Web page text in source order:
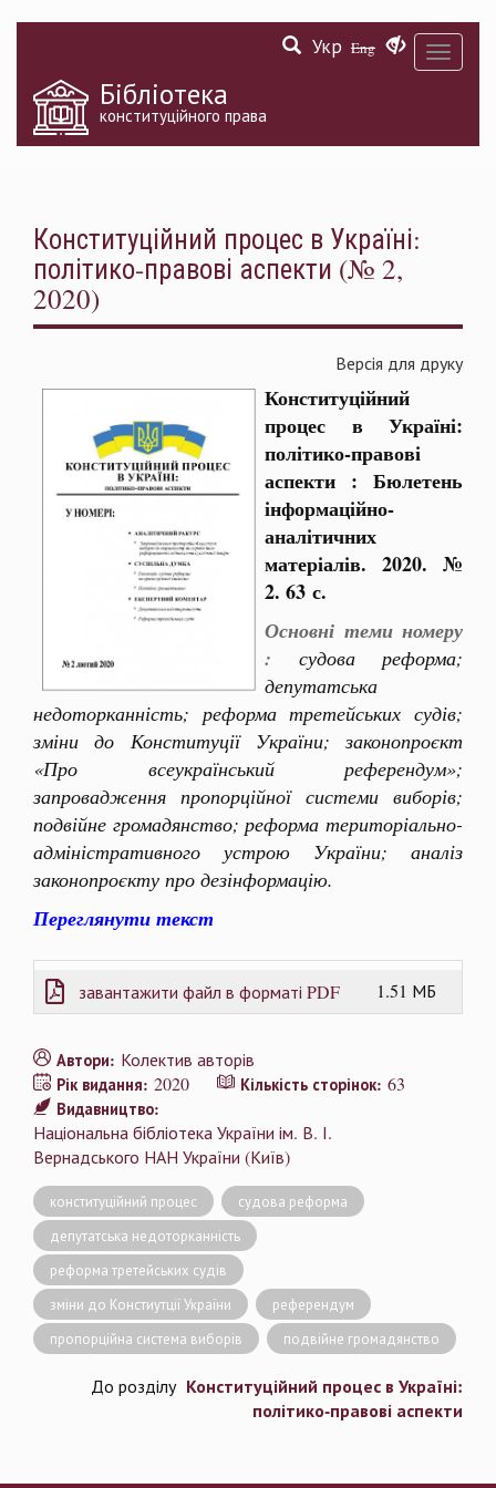
Toggle
Укр Eng
Бібліотека
конституційного права
Конституційний процес в Україні:
політико-правові аспекти (№ 2,
2020)
Версія для друку
Конституційний
процес в Україні:
політико-правові
аспекти : Бюлетень
інформаційно-
аналітичних
матеріалів. 2020. №
2. 63 с.
Основні теми номеру
:
судова реформа;
депутатська
недоторканність; реформа третейських судів;
зміни до Конституції України; законопроєкт
«Про всеукраїнський референдум»;
запровадження пропорційної системи виборів;
подвійне громадянство; реформа територіально-
адміністративного устрою України; аналіз
законопроєкту про дезінформацію.
Переглянути текст
завантажити файл в форматі PDF 1.51 МБ
Автори: Колектив авторів
Рік видання: 2020 Кількість сторінок: 63
Видавництво:
Національна бібліотека України ім. В. І.
Вернадського НАН України (Київ)
конституційний процес
судова реформа
депутатська недоторканність
реформа третейських судів
зміни до Констиутції України
референдум
пропорційна система виборів
подвійне громадянство
До розділу Конституційний процес в Україні:
політико-правові аспекти